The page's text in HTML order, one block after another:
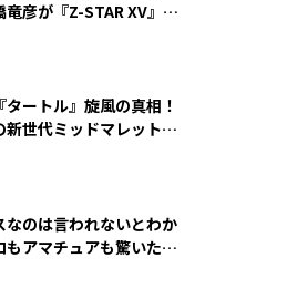
竜彦が『Z-STAR XV』を
ートル』旋風の真相！
新世代ミッドマレットが
なのは言われないとわか
もアマチュアも驚いた